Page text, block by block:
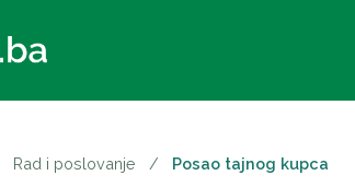
Rad i poslovanje / Posao tajnog kupca